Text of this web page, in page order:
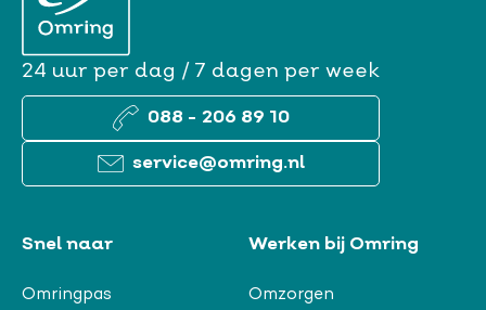
24 uur per dag / 7 dagen per week
088 - 206 89 10
service@omring.nl
Snel naar
Omringpas
Werken bij Omring
Omzorgen